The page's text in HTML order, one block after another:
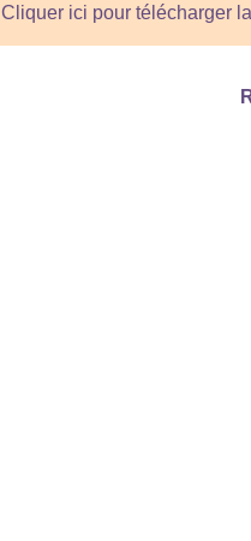
Cliquer ici pour télécharger